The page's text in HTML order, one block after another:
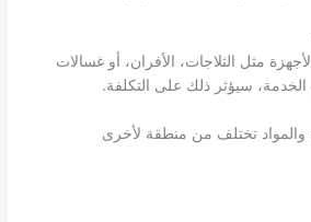
مثل الثلاجات، الأفران، أو غسالات
سيؤثر ذلك على التكلفة.
والمواد تختلف من منطقة لأخرى